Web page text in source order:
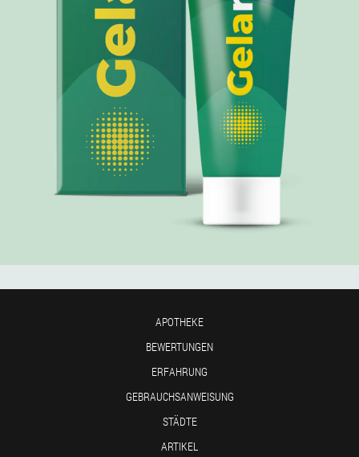
APOTHEKE
BEWERTUNGEN
ERFAHRUNG
GEBRAUCHSANWEISUNG
STÄDTE
ARTIKEL